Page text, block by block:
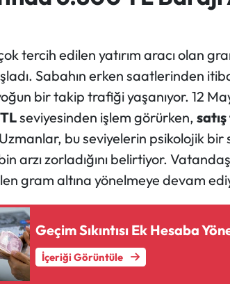
tercih edilen yatırım aracı olan
Sabahın erken saatlerinden
bir takip trafiği yaşanıyor. 12
seviyesinden işlem görürken,
bu seviyelerin psikolojik bir
arzı zorladığını belirtiyor.
gram altına yönelmeye devam
Geçim Sıkıntısı Ek Hesaba
İçeriği Görüntüle